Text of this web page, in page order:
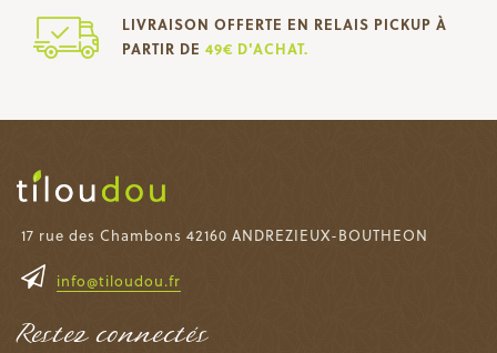
LIVRAISON OFFERTE EN RELAIS PICKUP À
PARTIR DE 49€ D'ACHAT.
17 rue des Chambons 42160 ANDREZIEUX-BOUTHEON
info@tiloudou.fr
Restez connectés